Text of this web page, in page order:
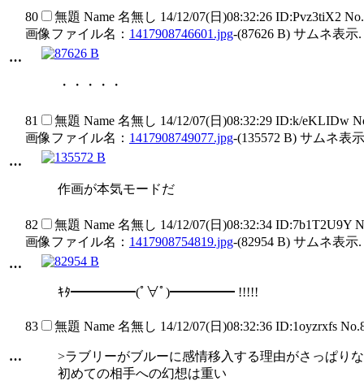
…
80 無題 Name 名無し 14/12/07(日)08:32:26 ID:Pvz3tiX2
画像ファイル名： 1417908746601.jpg-(87626 B) サムネ表示.
・・・・・
…
81 無題 Name 名無し 14/12/07(日)08:32:29 ID:k/eKLIDw
画像ファイル名： 1417908749077.jpg-(135572 B) サムネ表
作画が本気モードだ
…
82 無題 Name 名無し 14/12/07(日)08:32:34 ID:7b1T2U9Y
画像ファイル名： 1417908754819.jpg-(82954 B) サムネ表示.
ｷﾀ━━━━━(ﾟ∀ﾟ)━━━━━ !!!!!
…
83 無題 Name 名無し 14/12/07(日)08:32:36 ID:1oyzrxfs
>ラブリーがブルーに感情移入する理由がさっぱり
初めての相手への幻想は重い